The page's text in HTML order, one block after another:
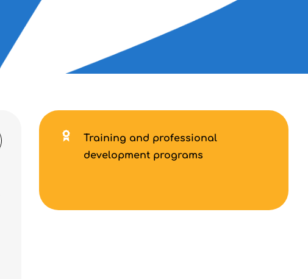
Training and professional
development programs